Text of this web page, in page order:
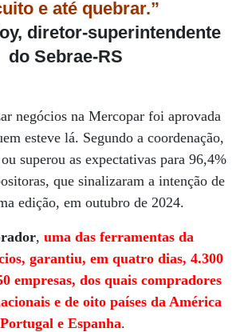
e até quebrar.”
diretor-superintendente
do Sebrae-RS
negócios na Mercopar foi aprovada
esteve lá. Segundo a coordenação,
superou as expectativas para 96,4%
que sinalizaram a intenção de
edição, em outubro de 2024.
, uma das ferramentas da
garantiu, em quatro dias, 4.300
empresas, dos quais compradores
e de oito países da América
e Espanha.